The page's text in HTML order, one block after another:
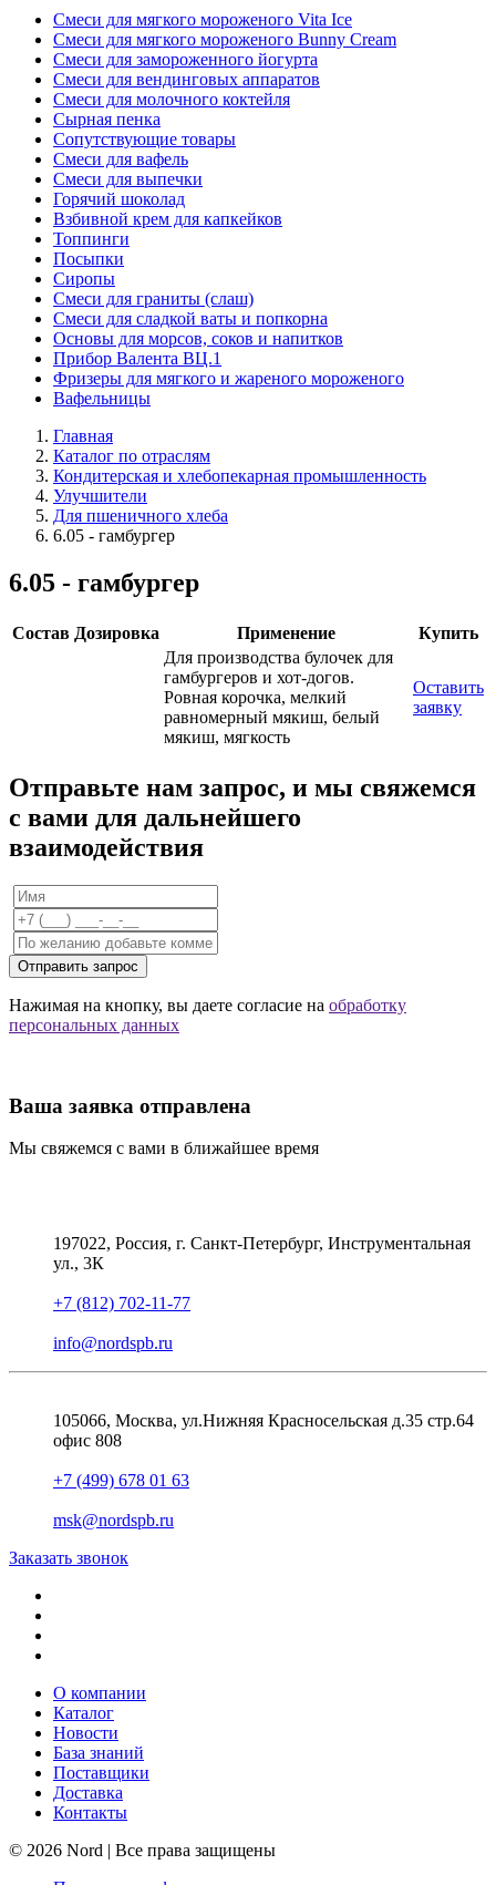
Смеси для мягкого мороженого Vita Ice
Смеси для мягкого мороженого Bunny Cream
Смеси для замороженного йогурта
Смеси для вендинговых аппаратов
Смеси для молочного коктейля
Сырная пенка
Сопутствующие товары
Смеси для вафель
Смеси для выпечки
Горячий шоколад
Взбивной крем для капкейков
Топпинги
Посыпки
Сиропы
Смеси для граниты (слаш)
Смеси для сладкой ваты и попкорна
Основы для морсов, соков и напитков
Прибор Валента ВЦ.1
Фризеры для мягкого и жареного мороженого
Вафельницы
Главная
Каталог по отраслям
Кондитерская и хлебопекарная промышленность
Улучшители
Для пшеничного хлеба
6.05 - гамбургер
6.05 - гамбургер
Состав Дозировка Применение
Купить
Для производства булочек для
гамбургеров и хот-догов.
Ровная корочка, мелкий
равномерный мякиш, белый
мякиш, мягкость
Оставить
заявку
Отправьте нам запрос, и мы свяжемся
с вами для дальнейшего
взаимодействия
Отправить запрос
Нажимая на кнопку, вы даете согласие на обработку
персональных данных
Ваша заявка отправлена
Мы свяжемся с вами в ближайшее время
197022, Россия, г. Санкт-Петербург, Инструментальная
ул., 3К
+7 (812) 702-11-77
info@nordspb.ru
105066, Москва, ул.Нижняя Красносельская д.35 стр.64
офис 808
+7 (499) 678 01 63
msk@nordspb.ru
Заказать звонок
О компании
Каталог
Новости
База знаний
Поставщики
Доставка
Контакты
© 2026 Nord | Все права защищены